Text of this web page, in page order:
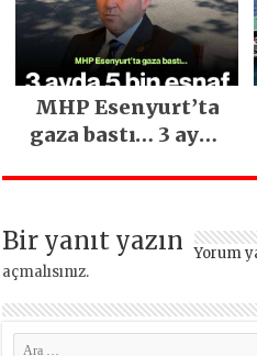
MHP Esenyurt’ta
gaza bastı… 3 ayda
edildi
Bir yanıt yazın Yorum
açmalısınız.